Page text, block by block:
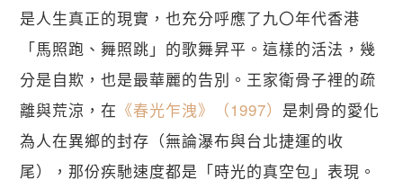
是人生真正的現實，也充分呼應了九〇年代香港
「馬照跑、舞照跳」的歌舞昇平。這樣的活法，幾
分是自欺，也是最華麗的告別。王家衛骨子裡的疏
離與荒涼，在 《春光乍洩》（1997） 是刺骨的愛化
為人在異鄉的封存（無論瀑布與台北捷運的收
尾），那份疾馳速度都是「時光的真空包」表現。